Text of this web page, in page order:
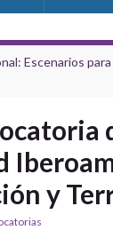
Escenarios para
y